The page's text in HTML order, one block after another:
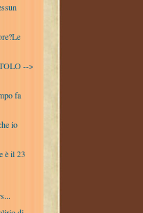
-->
fa
io
è il 23